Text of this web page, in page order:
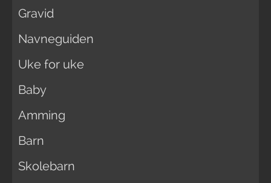
Gravid
Navneguiden
Uke for uke
Baby
Amming
Barn
Skolebarn